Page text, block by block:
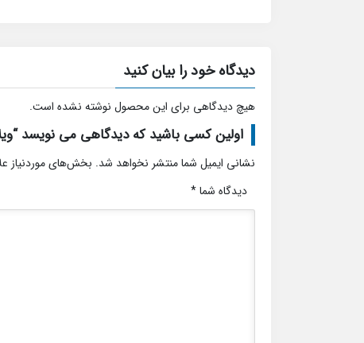
دیدگاه خود را بیان کنید
هیچ دیدگاهی برای این محصول نوشته نشده است.
اولین کسی باشید که دیدگاهی می نویسد
نشانی ایمیل شما منتشر نخواهد شد. بخش‌های موردنیاز
دیدگاه شما*